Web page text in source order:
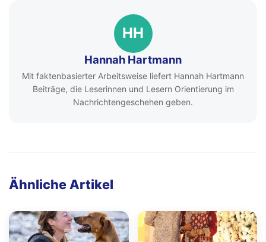
HH
Hannah Hartmann
Mit faktenbasierter Arbeitsweise liefert Hannah Hartmann
Beiträge, die Leserinnen und Lesern Orientierung im
Nachrichtengeschehen geben.
Ähnliche Artikel